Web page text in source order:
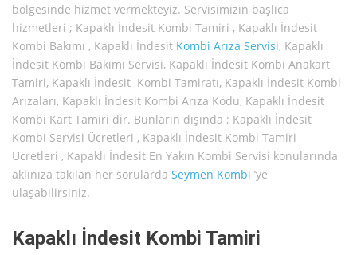
bölgesinde hizmet vermekteyiz. Servisimizin başlıca
hizmetleri ; Kapaklı İndesit Kombi Tamiri , Kapaklı İndesit
Kombi Bakımı , Kapaklı İndesit Kombi Arıza Servisi, Kapaklı
İndesit Kombi Bakımı Servisi, Kapaklı İndesit Kombi Anakart
Tamiri, Kapaklı İndesit Kombi Tamiratı, Kapaklı İndesit Kombi
Arızaları, Kapaklı İndesit Kombi Arıza Kodu, Kapaklı İndesit
Kombi Kart Tamiri dir. Bunların dışında ; Kapaklı İndesit
Kombi Servisi Ücretleri , Kapaklı İndesit Kombi Tamiri
Ücretleri , Kapaklı İndesit En Yakın Kombi Servisi konularında
aklınıza takılan her sorularda Seymen Kombi ’ye
ulaşabilirsiniz.
Kapaklı İndesit Kombi Tamiri